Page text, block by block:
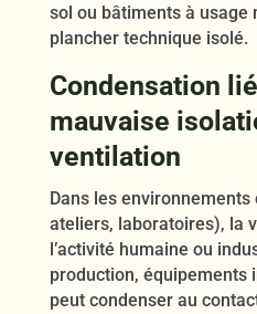
sol ou bâtiments à usage
plancher technique isolé.
Condensation
mauvaise
ventilation
Dans les
ateliers, laboratoires), la
l’activité humaine ou
production, équipements
peut condenser au